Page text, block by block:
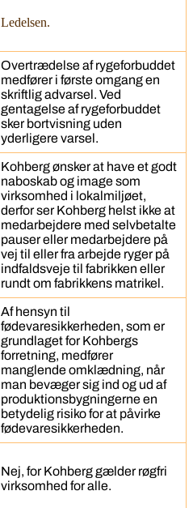
Ledelsen.
Overtrædelse af rygeforbuddet
medfører i første omgang en
skriftlig advarsel. Ved
gentagelse af rygeforbuddet
sker bortvisning uden
yderligere varsel.
Kohberg ønsker at have et godt
naboskab og image som
virksomhed i lokalmiljøet,
derfor ser Kohberg helst ikke at
medarbejdere med selvbetalte
pauser eller medarbejdere på
vej til eller fra arbejde ryger på
indfaldsveje til fabrikken eller
rundt om fabrikkens matrikel.
Af hensyn til
fødevaresikkerheden, som er
grundlaget for Kohbergs
forretning, medfører
manglende omklædning, når
man bevæger sig ind og ud af
produktionsbygningerne en
betydelig risiko for at påvirke
fødevaresikkerheden.
Nej, for Kohberg gælder røgfri
virksomhed for alle.